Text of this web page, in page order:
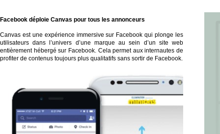
Facebook déploie Canvas pour tous les annonceurs
Canvas est une expérience immersive sur Facebook qui plonge les
utilisateurs dans l’univers d’une marque au sein d’un site web
entièrement hébergé sur Facebook. Cela permet aux internautes de
profiter de contenus toujours plus qualitatifs sans sortir de Facebook.